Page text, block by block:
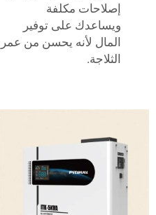
إصلاحات مكلفة
ويساعدك على توفير
المال لأنه يحسن من عمر
الثلاجة.